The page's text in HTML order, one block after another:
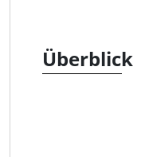
Überblick